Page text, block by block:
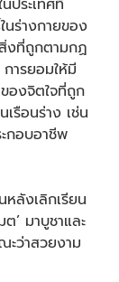
ประเทศที่
ร่างกายของ
งที่ถูกตามกฏ
ารยอมให้มี
องจิตใจที่ถูก
รือนร่าง เช่น
กอบอาชีพ
ลังเลิกเรียน
’ มาบูชาและ
ะว่าสวยงาม